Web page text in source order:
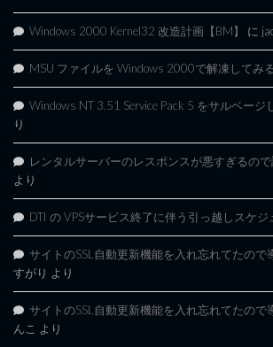
Windows 2000 Kernel32 改造計画【BM】 に
MSU ファイルを Windows 2000で解凍してみ
Windows NT 3.51 Service Pack 5 をサルベージ
り
レンタルサーバーのレスポンスが悪すぎるの
より
DTI の VPSサービス終了に伴う引っ越しスケジ
サイトのSSL自動更新機能を入れ忘れてたので
すがり より
サイトのSSL自動更新機能を入れ忘れてたので
んこ より